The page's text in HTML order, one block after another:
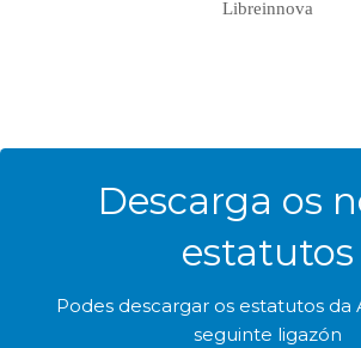
Libreinnova
Descarga os
estatutos
Podes descargar os estatutos da
seguinte ligazón